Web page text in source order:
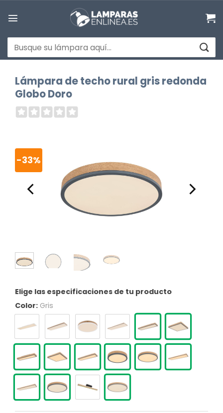
Buscar
por:
Lámpara de techo rural gris redonda
Globo Doro
-33%
Elige las especificaciones de tu producto
Color: Gris